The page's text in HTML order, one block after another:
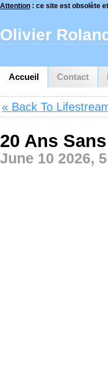
Attention : ce site est obsolète
Accueil Contact
Olivier
« Back To
20 Ans
June 10 2026,